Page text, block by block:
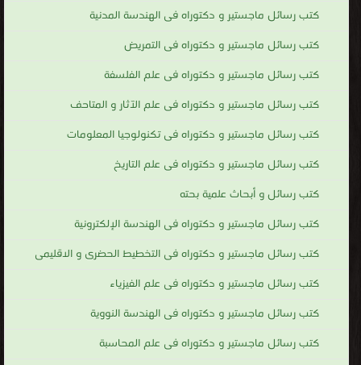
كتب رسائل ماجستير و دكتوراه فى الهندسة المدنية
كتب رسائل ماجستير و دكتوراه فى التمريض
كتب رسائل ماجستير و دكتوراه فى علم الفلسفة
كتب رسائل ماجستير و دكتوراه فى علم الآثار و المتاحف
كتب رسائل ماجستير و دكتوراه فى تكنولوجيا المعلومات
كتب رسائل ماجستير و دكتوراه فى علم التاريخ
كتب رسائل و أبحاث علمية بحته
كتب رسائل ماجستير و دكتوراه فى الهندسة الإلكترونية
كتب رسائل ماجستير و دكتوراه فى التخطيط الحضرى و الاقليمى
كتب رسائل ماجستير و دكتوراه فى علم الفيزياء
كتب رسائل ماجستير و دكتوراه فى الهندسة النووية
كتب رسائل ماجستير و دكتوراه فى علم المحاسبة